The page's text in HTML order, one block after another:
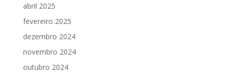
abril 2025
fevereiro 2025
dezembro 2024
novembro 2024
outubro 2024